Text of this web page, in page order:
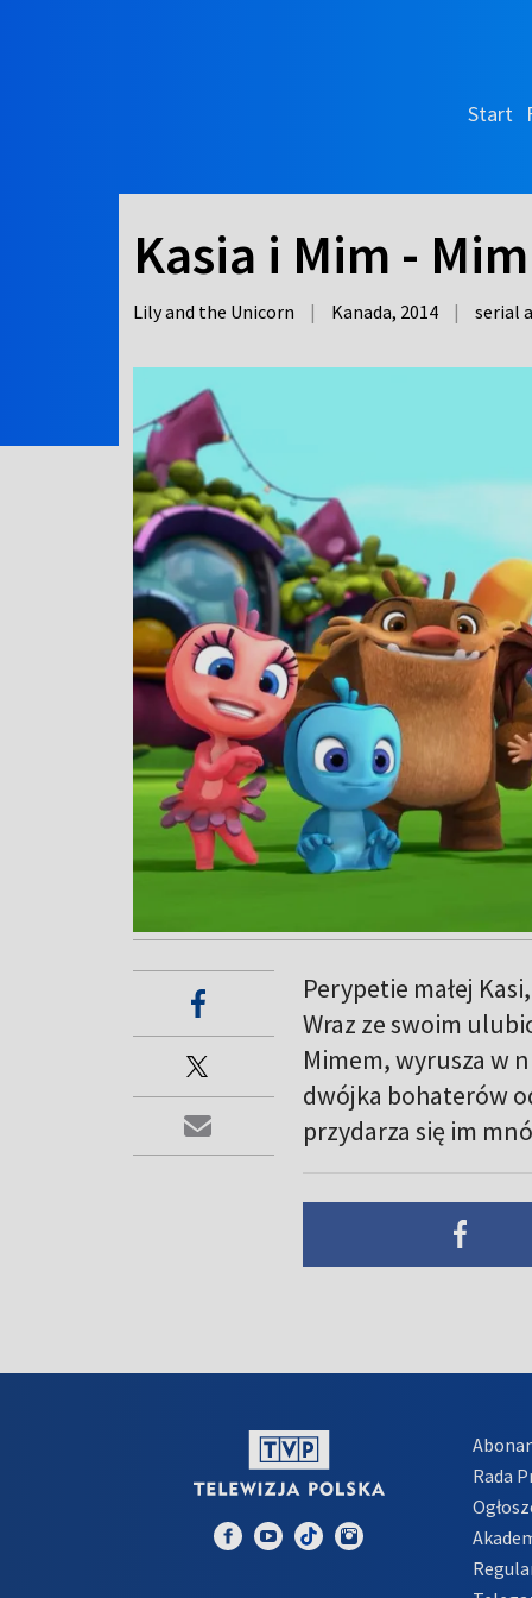
Start
Kasia i Mim -
Lily and the Unicorn | Kanada, 2014 | serial
Perypetie małej
Wraz ze swoim
Mimem, wyrusza w
dwójka bohaterów
przydarza się im
Rada